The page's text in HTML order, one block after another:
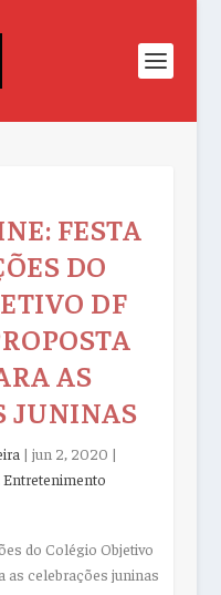
FESTA
DO
DF
AS
JUNINAS
|jun 2, 2020 |
Entretenimento